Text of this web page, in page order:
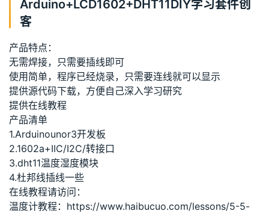
Arduino+LCD1602+DHT11DIY学习套件创
客
产品特点：
无需焊接，只需要插线即可
使用简单，程序已经烧录，只需要连线就可以显示
提供源代码下载，方便自己深入学习研究
提供在线教程
产品清单
1.Arduinounor3开发板
2.1602a+IIC/I2C/转接口
3.dht11温度湿度模块
4.杜邦线插线一些
在线教程请访问：
温度计教程：https://www.haibucuo.com/lessons/5-5-